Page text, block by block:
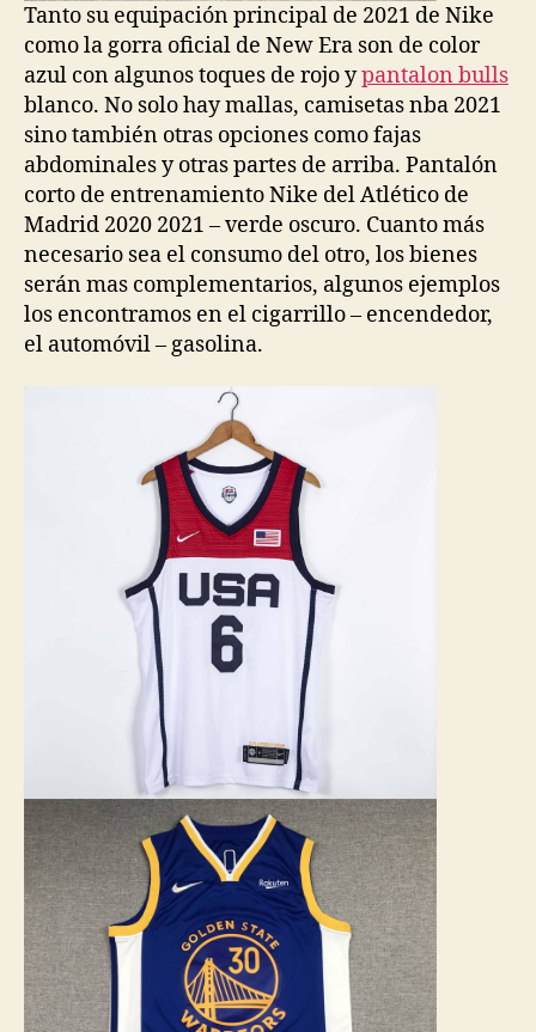
Tanto su equipación principal de 2021 de Nike
como la gorra oficial de New Era son de color
azul con algunos toques de rojo ypantalon bulls
blanco. No solo hay mallas, camisetas nba 2021
sino también otras opciones como fajas
abdominales y otras partes de arriba. Pantalón
corto de entrenamiento Nike del Atlético de
Madrid 2020 2021 – verde oscuro. Cuanto más
necesario sea el consumo del otro, los bienes
serán mas complementarios, algunos ejemplos
los encontramos en el cigarrillo – encendedor,
el automóvil – gasolina.